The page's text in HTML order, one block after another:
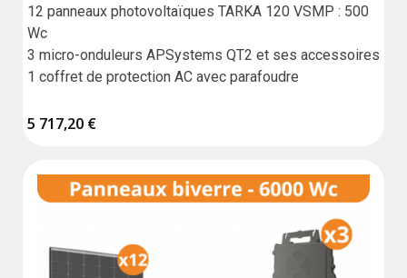
12 panneaux photovoltaïques TARKA 120 VSMP : 500
Wc
3 micro-onduleurs APSystems QT2 et ses accessoires
1 coffret de protection AC avec parafoudre
5 717,20 €